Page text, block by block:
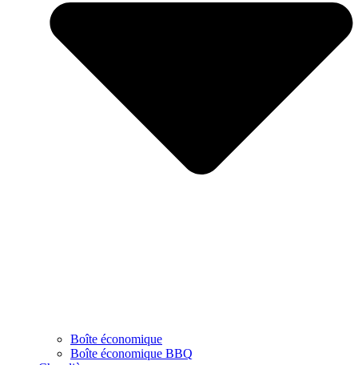
Boîte économique
Boîte économique BBQ